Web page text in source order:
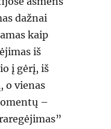
dažnai
kaip
iš
į gėrį, iš
o vienas
–